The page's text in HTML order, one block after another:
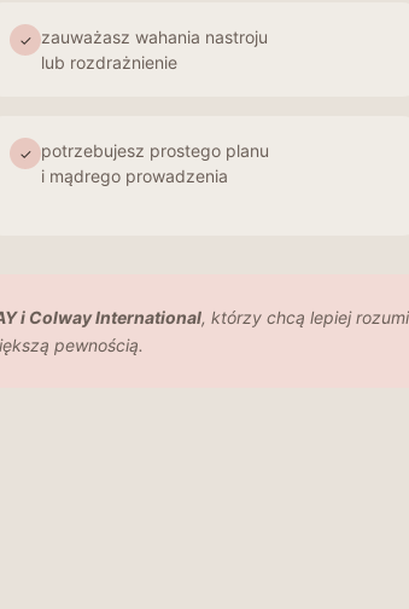
✓ zauważasz wahania nastroju
lub rozdrażnienie
✓ potrzebujesz prostego planu
i mądrego prowadzenia
i Colway International, którzy chcą lepiej
pewnością.